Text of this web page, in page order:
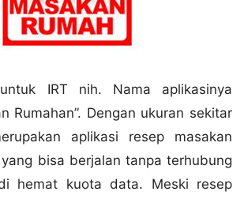
IRT nih. Nama aplikasinya
Rumahan”. Dengan ukuran sekitar
aplikasi resep masakan
bisa berjalan tanpa terhubung
hemat kuota data. Meski resep